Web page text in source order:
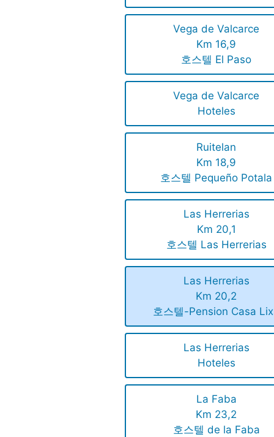
Vega de Valcarce
Km 16,9
호스텔 El Paso
Vega de Valcarce
Hoteles
Ruitelan
Km 18,9
호스텔 Pequeño Potala
Las Herrerias
Km 20,1
호스텔 Las Herrerias
Las Herrerias
Km 20,2
호스텔-Pension Casa
Las Herrerias
Hoteles
La Faba
Km 23,2
호스텔 de la Faba